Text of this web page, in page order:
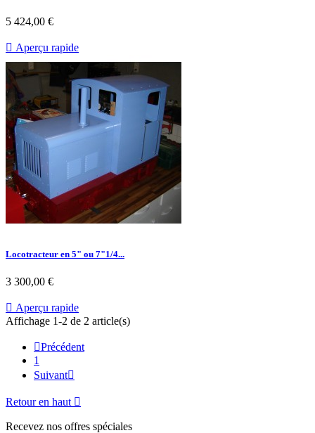
5 424,00 €
 Aperçu rapide
Locotracteur en 5" ou 7"1/4...
3 300,00 €
 Aperçu rapide
Affichage 1-2 de 2 article(s)
Précédent
1
Suivant
Retour en haut 
Recevez nos offres spéciales